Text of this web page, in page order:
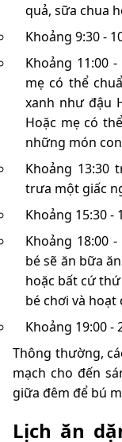
quả, sữa chua
Khoảng 9:30 -
Khoảng 11:00
mẹ có thể
xanh như đậu
Hoặc mẹ có
những món
Khoảng 13:30
trưa một giấc
Khoảng 15:30 -
Khoảng 18:00
bé sẽ ăn bữa
hoặc bất cứ
bé chơi và
Khoảng 19:00 -
Thông thường,
mạch cho đến
giữa đêm để bú
Lịch ăn